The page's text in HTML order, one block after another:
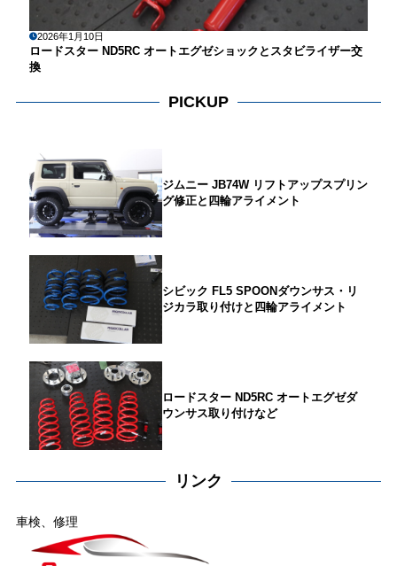
2026年1月10日
ロードスター ND5RC オートエグゼショックとスタビライザー交
換
PICKUP
ジムニー JB74W リフトアップスプリン
グ修正と四輪アライメント
シビック FL5 SPOONダウンサス・リ
ジカラ取り付けと四輪アライメント
ロードスター ND5RC オートエグゼダ
ウンサス取り付けなど
リンク
車検、修理